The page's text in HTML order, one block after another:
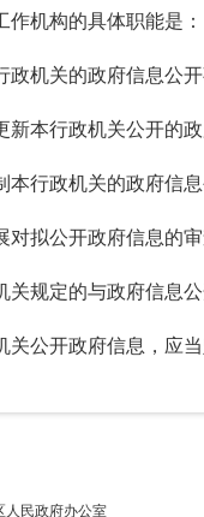
作机构的具体职能是：
政机关的政府信息公开
新本行政机关公开的政
本行政机关的政府信
对拟公开政府信息的审
关规定的与政府信息
公开政府信息，应当
响或者可能影响社会
人民政府办公室